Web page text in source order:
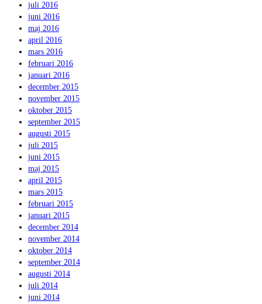
juli 2016
juni 2016
maj 2016
april 2016
mars 2016
februari 2016
januari 2016
december 2015
november 2015
oktober 2015
september 2015
augusti 2015
juli 2015
juni 2015
maj 2015
april 2015
mars 2015
februari 2015
januari 2015
december 2014
november 2014
oktober 2014
september 2014
augusti 2014
juli 2014
juni 2014